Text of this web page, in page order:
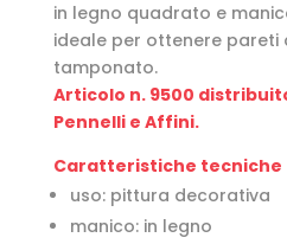
in legno quadrato e
ideale per ottenere
tamponato.
Articolo n. 9500
Pennelli e Affini.
Caratteristiche tecniche
uso: pittura decorativa
manico: in legno